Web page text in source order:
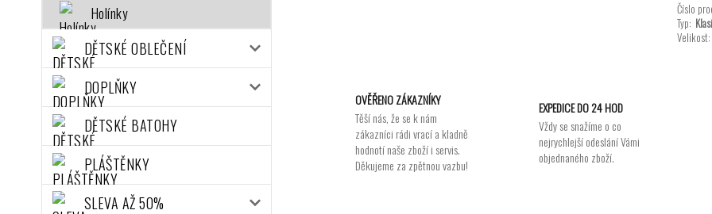
Holínky
DĚTSKÉ OBLEČENÍ
DOPLŇKY
DĚTSKÉ BATOHY
PLÁŠTĚNKY
SLEVA AŽ 50%
Číslo
Typ:
Velikost:
OVĚŘENO ZÁKAZNÍKY
Těší nás, že se k nám
zákazníci rádi vrací a kladně
hodnotí naše zboží i servis.
Děkujeme za zpětnou vazbu!
EXPEDICE DO 24 HOD
Vždy se snažíme o co
nejrychlejší odeslání Vámi
objednaného zboží.